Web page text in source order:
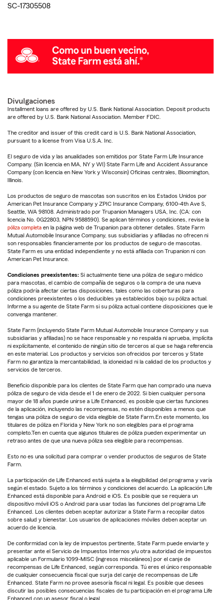
SC-17305508
Divulgaciones
Installment loans are offered by U.S. Bank National Association. Deposit products
are offered by U.S. Bank National Association. Member FDIC.
The creditor and issuer of this credit card is U.S. Bank National Association,
pursuant to a license from Visa U.S.A. Inc.
El seguro de vida y las anualidades son emitidos por State Farm Life Insurance
Company. (Sin licencia en MA, NY y WI) State Farm Life and Accident Assurance
Company (con licencia en New York y Wisconsin) Oficinas centrales, Bloomington,
Illinois.
Los productos de seguro de mascotas son suscritos en los Estados Unidos por
American Pet Insurance Company y ZPIC Insurance Company, 6100-4th Ave S,
Seattle, WA 98108. Administrado por Trupanion Managers USA, Inc. (CA: con
licencia No. 0G22803, NPN 9588590). Se aplican términos y condiciones, revise la
póliza completa en la página web de Trupanion para obtener detalles. State Farm
Mutual Automobile Insurance Company, sus subsidiarias y afiliadas no ofrecen ni
son responsables financieramente por los productos de seguro de mascotas.
State Farm es una entidad independiente y no está afiliada con Trupanion ni con
American Pet Insurance.
Condiciones preexistentes: Si actualmente tiene una póliza de seguro médico
para mascotas, el cambio de compañía de seguros o la compra de una nueva
póliza podría afectar ciertas disposiciones, tales como las coberturas para
condiciones preexistentes o los deducibles ya establecidos bajo su póliza actual.
Informe a su agente de State Farm si su póliza actual contiene disposiciones que le
convenga mantener.
State Farm (incluyendo State Farm Mutual Automobile Insurance Company y sus
subsidiarias y afiliadas) no se hace responsable y no respalda ni aprueba, implícita
ni explícitamente, el contenido de ningún sitio de terceros al que se haga referencia
en este material. Los productos y servicios son ofrecidos por terceros y State
Farm no garantiza la mercantabilidad, la idoneidad ni la calidad de los productos y
servicios de terceros.
Beneficio disponible para los clientes de State Farm que han comprado una nueva
póliza de seguro de vida desde el 1 de enero de 2022. Si bien cualquier persona
mayor de 18 años puede unirse a Life Enhanced, es posible que ciertas funciones
de la aplicación, incluyendo las recompensas, no estén disponibles a menos que
tengas una póliza de seguro de vida elegible de State Farm.En este momento, los
titulares de póliza en Florida y New York no son elegibles para el programa
completo.Ten en cuenta que algunos titulares de póliza pueden experimentar un
retraso antes de que una nueva póliza sea elegible para recompensas.
Esto no es una solicitud para comprar o vender productos de seguros de State
Farm.
La participación de Life Enhanced está sujeta a la elegibilidad del programa y varía
según el estado. Sujeto a los términos y condiciones del acuerdo. La aplicación Life
Enhanced está disponible para Android e iOS. Es posible que se requiera un
dispositivo móvil iOS o Android para usar todas las funciones del programa Life
Enhanced. Los clientes deben aceptar autorizar a State Farm a recopilar datos
sobre salud y bienestar. Los usuarios de aplicaciones móviles deben aceptar un
acuerdo de licencia.
De conformidad con la ley de impuestos pertinente, State Farm puede enviarte y
presentar ante el Servicio de Impuestos Internos y/u otra autoridad de impuestos
aplicable un Formulario 1099-MISC (ingresos misceláneos) por el canje de
recompensas de Life Enhanced, según corresponda. Tú eres el único responsable
de cualquier consecuencia fiscal que surja del canje de recompensas de Life
Enhanced. State Farm no provee asesoría fiscal ni legal. Es posible que desees
discutir las posibles consecuencias fiscales de tu participación en el programa Life
Enhanced con un asesor fiscal o legal.